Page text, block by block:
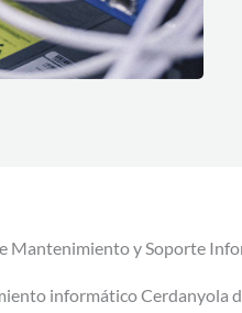
Mantenimiento y Soporte
informático Cerdanyola